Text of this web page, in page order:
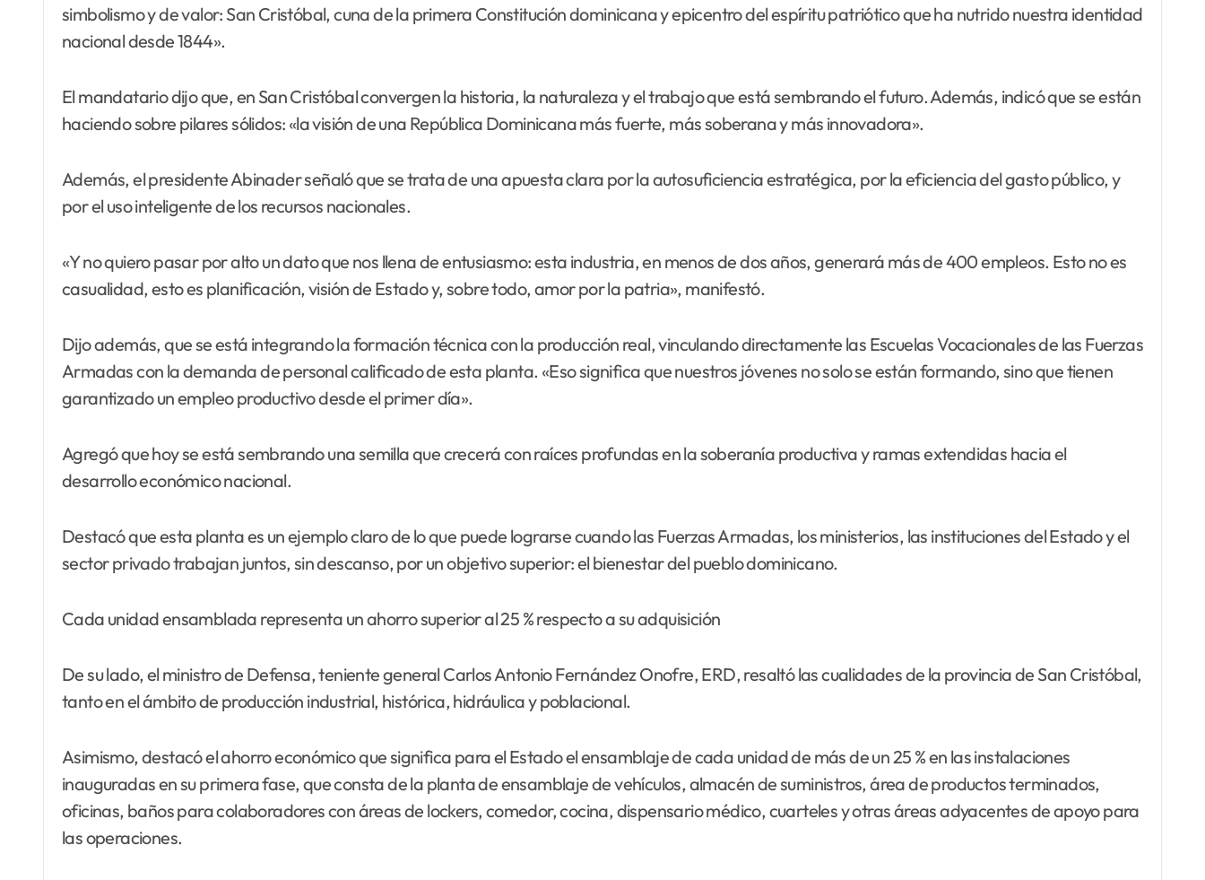
simbolismo y de valor: San Cristóbal, cuna de la primera Constitución dominicana y epicentro del espíritu patriótico que ha nutrido nuestra identidad
nacional desde 1844».
El mandatario dijo que, en San Cristóbal convergen la historia, la naturaleza y el trabajo que está sembrando el futuro. Además, indicó que se están
haciendo sobre pilares sólidos: «la visión de una República Dominicana más fuerte, más soberana y más innovadora».
Además, el presidente Abinader señaló que se trata de una apuesta clara por la autosuficiencia estratégica, por la eficiencia del gasto público, y
por el uso inteligente de los recursos nacionales.
«Y no quiero pasar por alto un dato que nos llena de entusiasmo: esta industria, en menos de dos años, generará más de 400 empleos. Esto no es
casualidad, esto es planificación, visión de Estado y, sobre todo, amor por la patria», manifestó.
Dijo además, que se está integrando la formación técnica con la producción real, vinculando directamente las Escuelas Vocacionales de las Fuerzas
Armadas con la demanda de personal calificado de esta planta. «Eso significa que nuestros jóvenes no solo se están formando, sino que tienen
garantizado un empleo productivo desde el primer día».
Agregó que hoy se está sembrando una semilla que crecerá con raíces profundas en la soberanía productiva y ramas extendidas hacia el
desarrollo económico nacional.
Destacó que esta planta es un ejemplo claro de lo que puede lograrse cuando las Fuerzas Armadas, los ministerios, las instituciones del Estado y el
sector privado trabajan juntos, sin descanso, por un objetivo superior: el bienestar del pueblo dominicano.
Cada unidad ensamblada representa un ahorro superior al 25 % respecto a su adquisición
De su lado, el ministro de Defensa, teniente general Carlos Antonio Fernández Onofre, ERD, resaltó las cualidades de la provincia de San Cristóbal,
tanto en el ámbito de producción industrial, histórica, hidráulica y poblacional.
Asimismo, destacó el ahorro económico que significa para el Estado el ensamblaje de cada unidad de más de un 25 % en las instalaciones
inauguradas en su primera fase, que consta de la planta de ensamblaje de vehículos, almacén de suministros, área de productos terminados,
oficinas, baños para colaboradores con áreas de lockers, comedor, cocina, dispensario médico, cuarteles y otras áreas adyacentes de apoyo para
las operaciones.